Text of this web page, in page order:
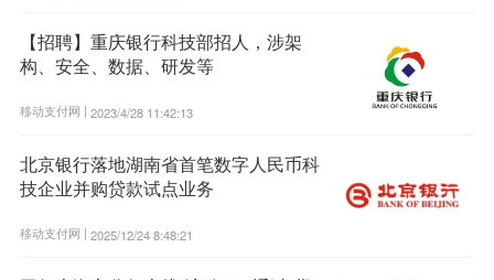
【招聘】重庆银行科技部招人，涉架
构、安全、数据、研发等
移动支付网 | 2023/4/28 11:42:13
北京银行落地湖南省首笔数字人民币科
技企业并购贷款试点业务
移动支付网 | 2025/12/24 8:48:21